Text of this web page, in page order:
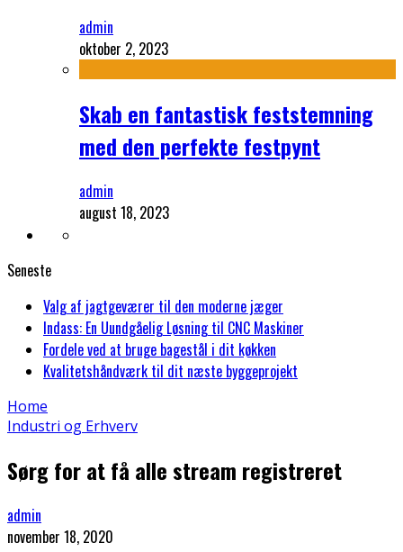
admin
oktober 2, 2023
Skab en fantastisk feststemning
med den perfekte festpynt
admin
august 18, 2023
Seneste
Valg af jagtgeværer til den moderne jæger
Indass: En Uundgåelig Løsning til CNC Maskiner
Fordele ved at bruge bagestål i dit køkken
Kvalitetshåndværk til dit næste byggeprojekt
Home
Industri og Erhverv
Sørg for at få alle stream registreret
admin
november 18, 2020